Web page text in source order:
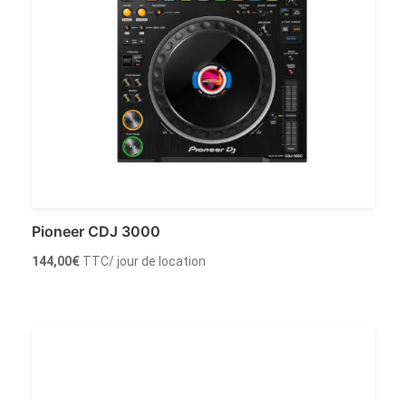
Pioneer CDJ 3000
144,00€ TTC/ jour de location